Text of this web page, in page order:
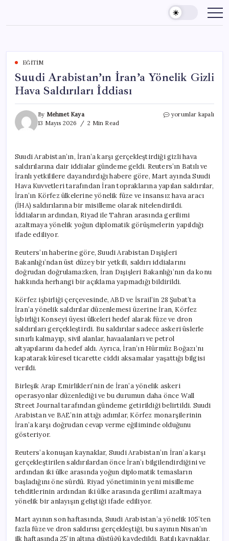
content
EĞITIM
Suudi Arabistan’ın İran’a Yönelik Gizli
Hava Saldırıları İddiası
By Mehmet Kaya
13 Mayıs 2026
2 Min Read
Suudi
Hava
Saldırıları
İddiası
için
yorumlar kapalı
Suudi Arabistan’ın, İran’a karşı gerçekleştirdiği gizli hava
saldırılarına dair iddialar gündeme geldi. Reuters’ın Batılı ve
İranlı yetkililere dayandırdığı habere göre, Mart ayında Suudi
Hava Kuvvetleri tarafından İran topraklarına yapılan saldırılar,
İran’ın Körfez ülkelerine yönelik füze ve insansız hava aracı
(İHA) saldırılarına bir misilleme olarak nitelendirildi.
İddiaların ardından, Riyad ile Tahran arasında gerilimi
azaltmaya yönelik yoğun diplomatik görüşmelerin yapıldığı
ifade ediliyor.
Reuters’ın haberine göre, Suudi Arabistan Dışişleri
Bakanlığı’ndan üst düzey bir yetkili, saldırı iddialarını
doğrudan doğrulamazken, İran Dışişleri Bakanlığı’nın da konu
hakkında herhangi bir açıklama yapmadığı bildirildi.
Körfez işbirliği çerçevesinde, ABD ve İsrail’in 28 Şubat’ta
İran’a yönelik saldırılar düzenlemesi üzerine İran, Körfez
İşbirliği Konseyi üyesi ülkeleri hedef alarak füze ve dron
saldırıları gerçekleştirdi. Bu saldırılar sadece askeri üslerle
sınırlı kalmayıp, sivil alanlar, havaalanları ve petrol
altyapılarını da hedef aldı. Ayrıca, İran’ın Hürmüz Boğazı’nı
kapatarak küresel ticarette ciddi aksamalar yaşattığı bilgisi
verildi.
Birleşik Arap Emirlikleri’nin de İran’a yönelik askeri
operasyonlar düzenlediği ve bu durumun daha önce Wall
Street Journal tarafından gündeme getirildiği belirtildi. Suudi
Arabistan ve BAE’nin attığı adımlar, Körfez monarşilerinin
İran’a karşı doğrudan cevap verme eğiliminde olduğunu
gösteriyor.
Reuters’a konuşan kaynaklar, Suudi Arabistan’ın İran’a karşı
gerçekleştirilen saldırılardan önce İran’ı bilgilendirdiğini ve
ardından iki ülke arasında yoğun diplomatik temasların
başladığını öne sürdü. Riyad yönetiminin yeni misilleme
tehditlerinin ardından iki ülke arasında gerilimi azaltmaya
yönelik bir anlayışın geliştiği ifade ediliyor.
Mart ayının son haftasında, Suudi Arabistan’a yönelik 105’ten
fazla füze ve dron saldırısı gerçekleştiği, bu sayının Nisan’ın
ilk haftasında 25’in altına düştüğü kaydedildi. Batılı kaynaklar,